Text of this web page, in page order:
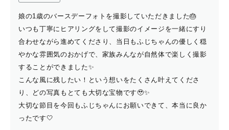
娘の1歳のバースデーフォトを撮影していただきました🎂
いつも丁寧にヒアリングをして撮影のイメージを一緒にすり
合わせながら進めてくださり、当日もふじちゃんの優しく穏
やかな雰囲気のおかげで、家族みんなが自然体で楽しく撮影
することができました✨
こんな風に残したい！という想いをたくさん叶えてくださ
り、どの写真もとても大切な宝物です🥹✨
大切な節目を今回もふじちゃんにお願いできて、本当に良か
ったです🤍